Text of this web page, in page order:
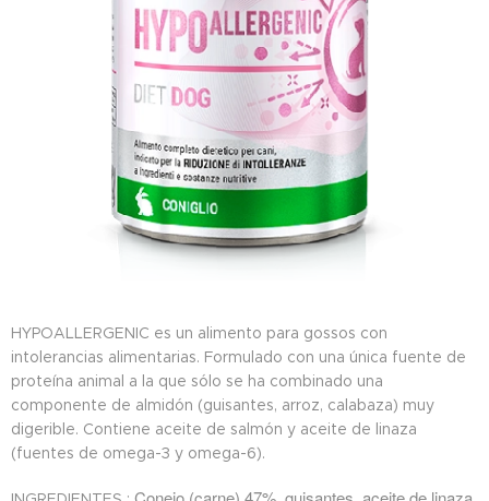
HYPOALLERGENIC es un alimento para gossos con
intolerancias alimentarias. Formulado con una única fuente de
proteína animal a la que sólo se ha combinado una
componente de almidón (guisantes, arroz, calabaza) muy
digerible. Contiene aceite de salmón y aceite de linaza
(fuentes de omega-3 y omega-6).